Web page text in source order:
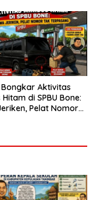
Aktivitas
Hitam di SPBU Bone:
Pelat Nomor